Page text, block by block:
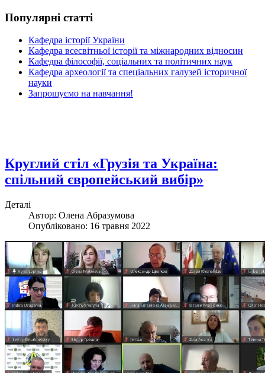
Популярні статті
Кафедра історії України
Кафедра всесвітньої історії та міжнародних відносин
Кафедра філософії, соціальних та політичних наук
Кафедра археології та спеціальних галузей історичної
науки
Запрошуємо на навчання!
Круглий стіл «Грузія та Україна:
спільний європейський вибір»
Деталі
Автор: Олена Абразумова
Опубліковано: 16 травня 2022